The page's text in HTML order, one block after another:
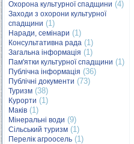
Охорона культурної спадщини (4)
Заходи з охорони культурної
спадщини (1)
Наради, семінари (1)
Консультативна рада (1)
Загальна інформація (1)
Пам'ятки культурної спадщини (1)
Публічна інформація (36)
Публічні документи (73)
Туризм (38)
Курорти (1)
Маків (1)
Мінеральні води (9)
Сільський туризм (1)
Перелік агроосель (1)